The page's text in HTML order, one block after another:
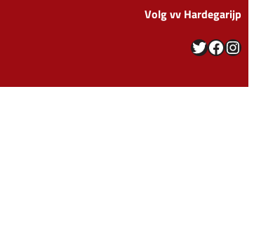
Volg vv Hardegarijp
Twitter Facebook Instagram